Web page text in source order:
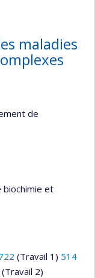
maladies
de
biochimie et
(Travail 1) 514
(Travail 2)